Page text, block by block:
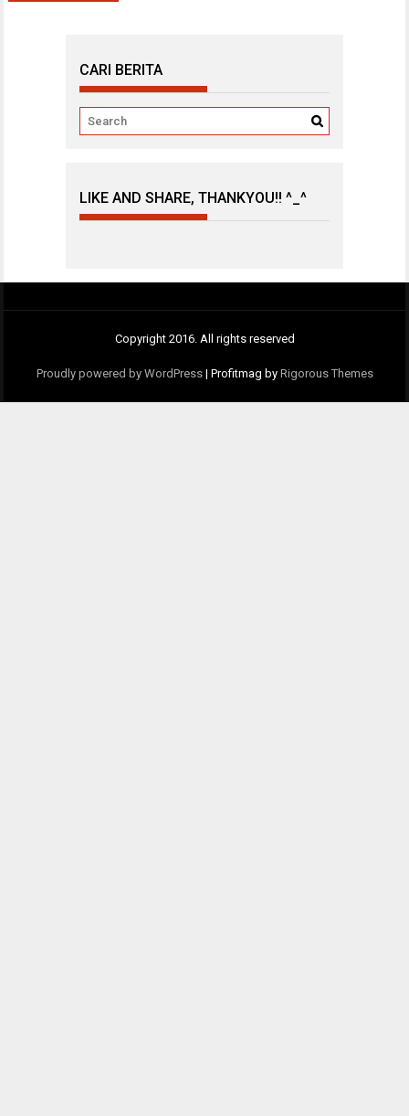
CARI BERITA
LIKE AND SHARE, THANKYOU!! ^_^
Copyright 2016. All rights reserved
Proudly powered by WordPress | Profitmag by Rigorous Themes